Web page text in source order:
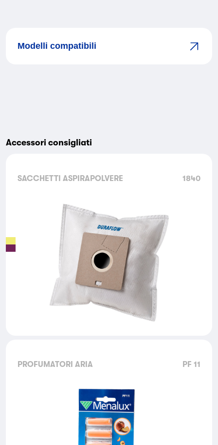
Modelli compatibili
Accessori consigliati
SACCHETTI ASPIRAPOLVERE 1840
PROFUMATORI ARIA PF 11